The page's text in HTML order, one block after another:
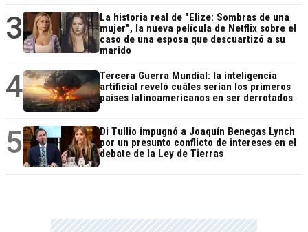
3
La historia real de "Elize: Sombras de una
mujer", la nueva película de Netflix sobre el
caso de una esposa que descuartizó a su
marido
4
Tercera Guerra Mundial: la inteligencia
artificial reveló cuáles serían los primeros
países latinoamericanos en ser derrotados
5
Di Tullio impugnó a Joaquín Benegas Lynch
por un presunto conflicto de intereses en el
debate de la Ley de Tierras